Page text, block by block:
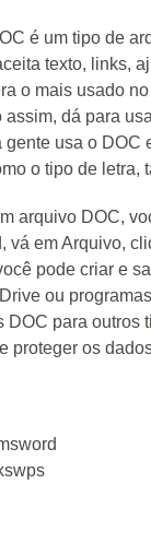
é um tipo de
texto, links,
o mais usado
assim, dá para
gente usa o DOC
o tipo de letra,
arquivo DOC,
vá em Arquivo,
pode criar e
ou
DOC para outros
proteger os